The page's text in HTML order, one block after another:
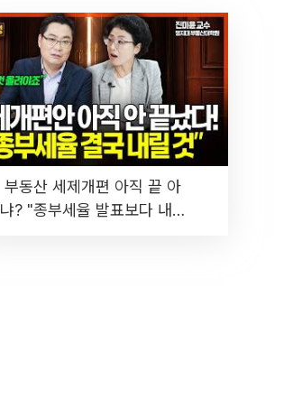
부동산 세제개편 아직 끝 아
냐? "종부세율 발표보다 내릴